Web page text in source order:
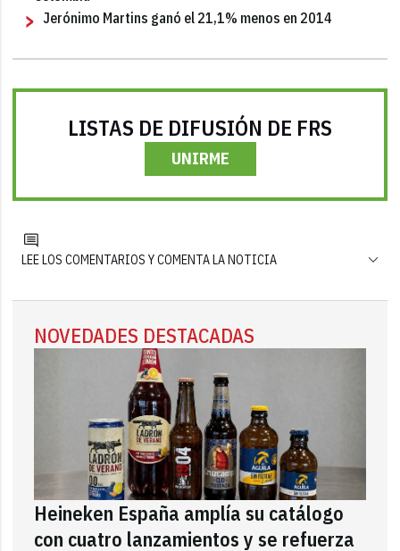
Jerónimo Martins ganó el 21,1% menos en 2014
LISTAS DE DIFUSIÓN DE FRS
UNIRME
LEE LOS COMENTARIOS Y COMENTA LA NOTICIA
NOVEDADES DESTACADAS
Heineken España amplía su catálogo
con cuatro lanzamientos y se refuerza